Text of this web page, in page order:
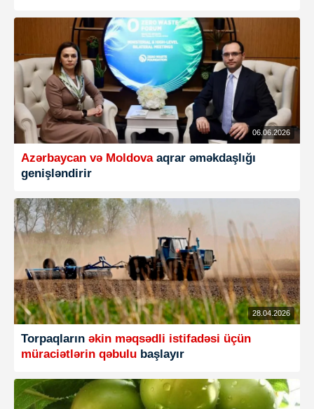
06.06.2026
Azərbaycan və Moldova aqrar əməkdaşlığı
genişləndirir
28.04.2026
Torpaqların əkin məqsədli istifadəsi üçün
müraciətlərin qəbulu başlayır